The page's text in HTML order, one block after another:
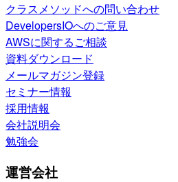
クラスメソッドへの問い合わせ
DevelopersIOへのご意見
AWSに関するご相談
資料ダウンロード
メールマガジン登録
セミナー情報
採用情報
会社説明会
勉強会
運営会社